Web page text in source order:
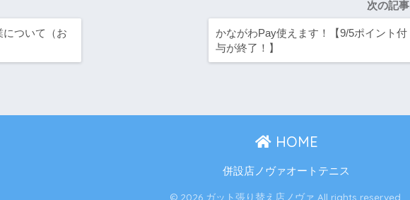
について（お
次の記事
かながわPay使えます！【9/5ポイント付
与が終了！】
HOME
併設店ノヴァオートテニス
© 2026 ガット張り替え店ノヴァ All rights reserved.